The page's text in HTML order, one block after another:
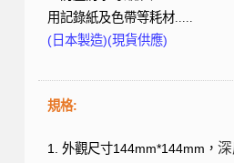
用記錄紙及色帶等耗材.....
(日本製造)(現貨供應)
規格:
1. 外觀尺寸144mm*144mm ，